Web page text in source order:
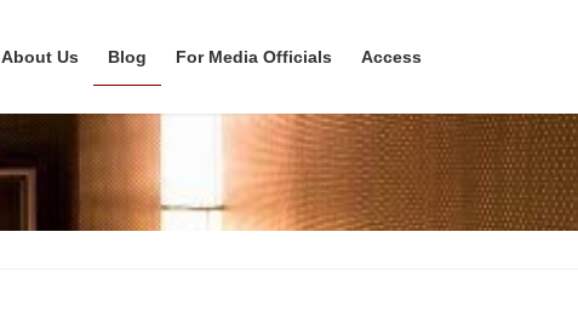
About Us Blog For Media Officials Access